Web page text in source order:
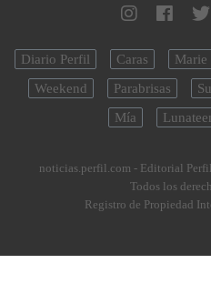
Diario Perfil Caras Marie
Weekend
Parabrisas
Mía
noticias.perfil.com - Editorial
Todos los
Registro de Propiedad